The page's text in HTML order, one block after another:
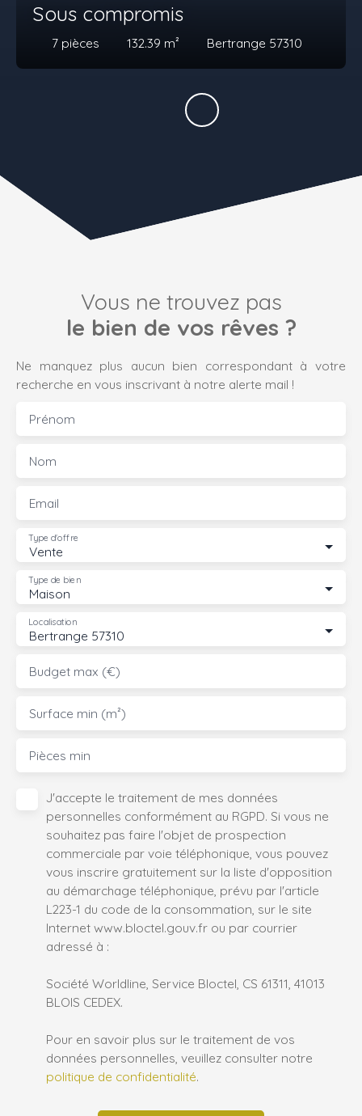
Sous compromis
7 pièces 132.39 m² Bertrange 57310
Vous ne trouvez pas
le bien de vos rêves ?
Ne manquez plus aucun bien correspondant à votre
recherche en vous inscrivant à notre alerte mail !
Prénom
Nom
Email
Vente
Type d'offre
Maison
Type de bien
Bertrange 57310
Localisation
Budget max (€)
Surface min (m²)
Pièces min
J'accepte le traitement de mes données
personnelles conformément au RGPD. Si vous ne
souhaitez pas faire l'objet de prospection
commerciale par voie téléphonique, vous pouvez
vous inscrire gratuitement sur la liste d'opposition
au démarchage téléphonique, prévu par l'article
L223-1 du code de la consommation, sur le site
Internet www.bloctel.gouv.fr ou par courrier
adressé à :
Société Worldline, Service Bloctel, CS 61311, 41013
BLOIS CEDEX.
Pour en savoir plus sur le traitement de vos
données personnelles, veuillez consulter notre
politique de confidentialité.